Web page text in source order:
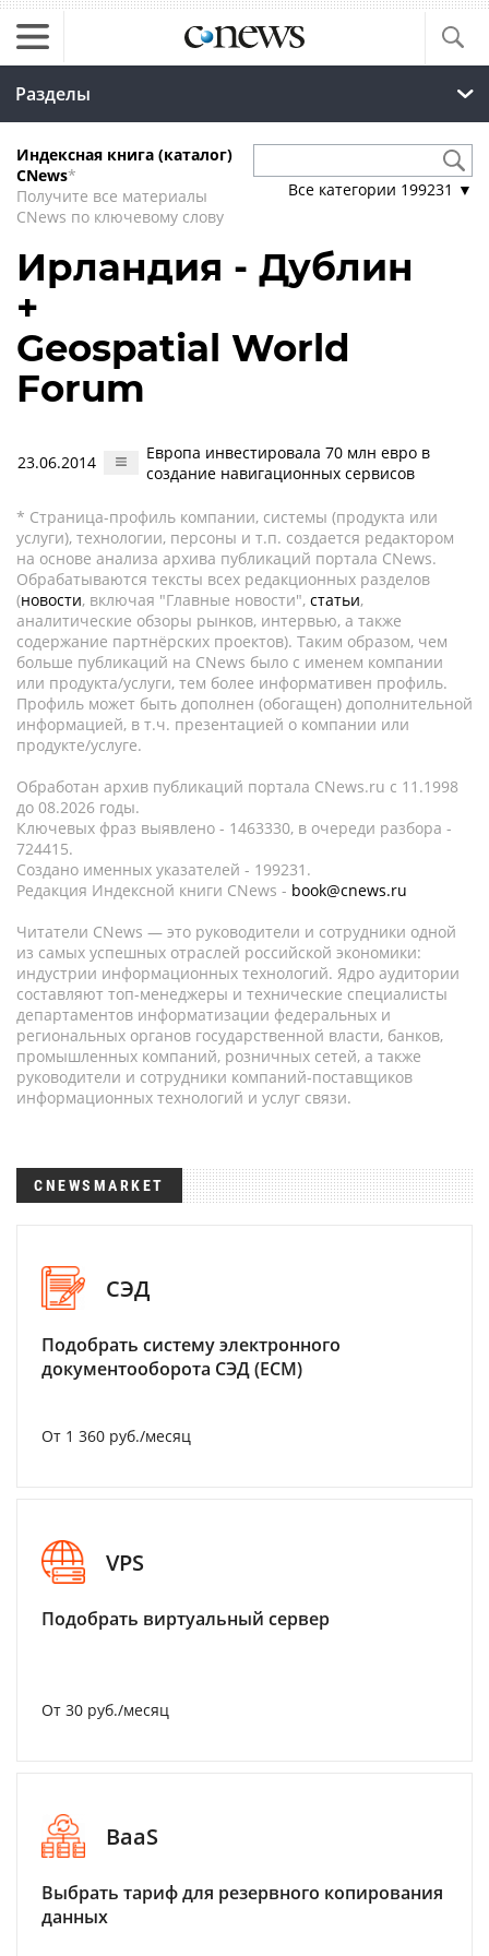
Разделы
Индексная книга (каталог)
CNews*
Получите все материалы
CNews по ключевому слову
Все категории 199231 ▼
Ирландия - Дублин
+
Geospatial World
Forum
23.06.2014
Европа инвестировала 70 млн евро в
создание навигационных сервисов
* Страница-профиль компании, системы (продукта или
услуги), технологии, персоны и т.п. создается редактором
на основе анализа архива публикаций портала CNews.
Обрабатываются тексты всех редакционных разделов
(новости, включая "Главные новости", статьи,
аналитические обзоры рынков, интервью, а также
содержание партнёрских проектов). Таким образом, чем
больше публикаций на CNews было с именем компании
или продукта/услуги, тем более информативен профиль.
Профиль может быть дополнен (обогащен) дополнительной
информацией, в т.ч. презентацией о компании или
продукте/услуге.
Обработан архив публикаций портала CNews.ru c 11.1998
до 08.2026 годы.
Ключевых фраз выявлено - 1463330, в очереди разбора -
724415.
Создано именных указателей - 199231.
Редакция Индексной книги CNews - book@cnews.ru
Читатели CNews — это руководители и сотрудники одной
из самых успешных отраслей российской экономики:
индустрии информационных технологий. Ядро аудитории
составляют топ-менеджеры и технические специалисты
департаментов информатизации федеральных и
региональных органов государственной власти, банков,
промышленных компаний, розничных сетей, а также
руководители и сотрудники компаний-поставщиков
информационных технологий и услуг связи.
CNEWSMARKET
СЭД
Подобрать систему электронного
документооборота СЭД (ECM)
От 1 360 руб./месяц
VPS
Подобрать виртуальный сервер
От 30 руб./месяц
BaaS
Выбрать тариф для резервного копирования
данных